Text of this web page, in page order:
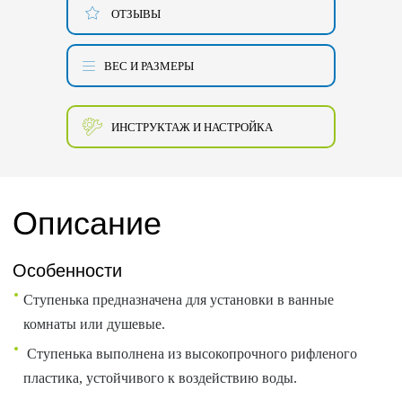
ОТЗЫВЫ
ВЕС И РАЗМЕРЫ
ИНСТРУКТАЖ И НАСТРОЙКА
Описание
Особенности
Ступенька предназначена для установки в ванные
комнаты или душевые.
Ступенька выполнена из высокопрочного рифленого
пластика, устойчивого к воздействию воды.